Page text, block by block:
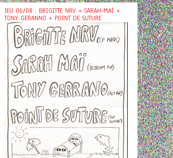
JEU 06/08 : BRIGITTE NRV + SARAH-MAÏ +
TONY GERANNO + POINT DE SUTURE